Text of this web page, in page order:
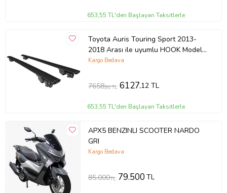
653,55 TL'den Başlayan Taksitlerle
Toyota Auris Touring Sport 2013-
2018 Arası ile uyumlu HOOK Model
Anahtar Kilitli Ara Atkı Tavan Barı
Kargo Bedava
7658,90 TL 6127,12 TL
653,55 TL'den Başlayan Taksitlerle
APX5 BENZINLI SCOOTER NARDO
GRI
Kargo Bedava
85.000TL 79.500TL